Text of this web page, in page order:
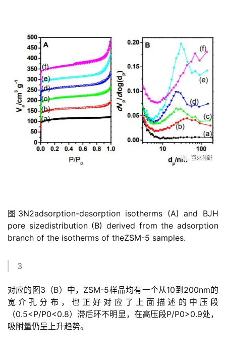
图3N2adsorption-desorption isotherms (A) and BJH
pore sizedistribution (B) derived from the adsorption
branch of the isotherms of theZSM-5 samples.
3
对应的图3（B）中，ZSM-5样品均有一个从10到200nm的
宽介孔分布，也正好对应了上面描述的中压段
（0.5<P/P0<0.8）滞后环不明显，在高压段P/P0>0.9处，
吸附量仍呈上升趋势。